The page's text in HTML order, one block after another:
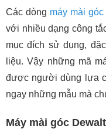
Các dòng máy mài
với nhiều dạng công
mục đích sử dụng,
liệu. Vậy những mã
được người dùng lựa
ngay những mẫu mà
Máy mài góc